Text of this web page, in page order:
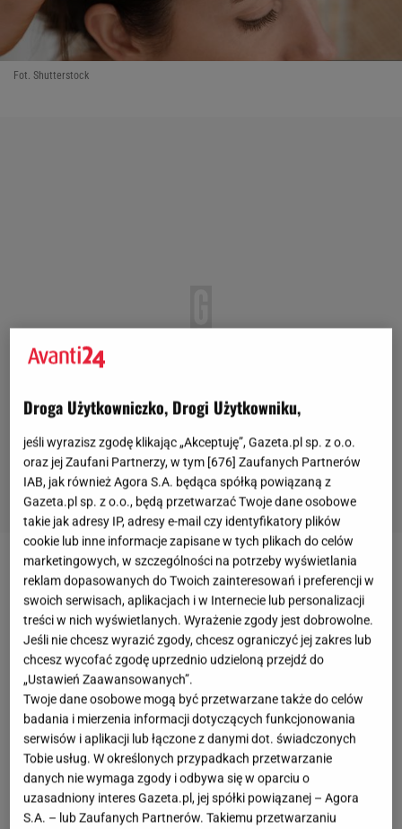
Fot. Shutterstock
Droga Użytkowniczko, Drogi Użytkowniku,
jeśli wyrazisz zgodę klikając „Akceptuję”, Gazeta.pl sp. z o.o.
oraz jej Zaufani Partnerzy, w tym [676] Zaufanych Partnerów
IAB, jak również Agora S.A. będąca spółką powiązaną z
Gazeta.pl sp. z o.o., będą przetwarzać Twoje dane osobowe
takie jak adresy IP, adresy e-mail czy identyfikatory plików
cookie lub inne informacje zapisane w tych plikach do celów
marketingowych, w szczególności na potrzeby wyświetlania
reklam dopasowanych do Twoich zainteresowań i preferencji w
swoich serwisach, aplikacjach i w Internecie lub personalizacji
treści w nich wyświetlanych. Wyrażenie zgody jest dobrowolne.
Jeśli nie chcesz wyrazić zgody, chcesz ograniczyć jej zakres lub
chcesz wycofać zgodę uprzednio udzieloną przejdź do
„Ustawień Zaawansowanych”.
Twoje dane osobowe mogą być przetwarzane także do celów
badania i mierzenia informacji dotyczących funkcjonowania
serwisów i aplikacji lub łączone z danymi dot. świadczonych
Tobie usług. W określonych przypadkach przetwarzanie
danych nie wymaga zgody i odbywa się w oparciu o
uzasadniony interes Gazeta.pl, jej spółki powiązanej – Agora
S.A. – lub Zaufanych Partnerów. Takiemu przetwarzaniu